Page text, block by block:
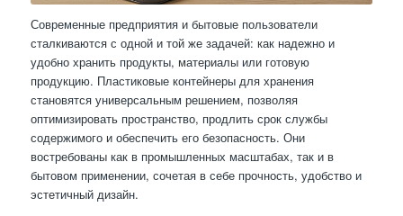
Современные предприятия и бытовые пользователи
сталкиваются с одной и той же задачей: как надежно и
удобно хранить продукты, материалы или готовую
продукцию. Пластиковые контейнеры для хранения
становятся универсальным решением, позволяя
оптимизировать пространство, продлить срок службы
содержимого и обеспечить его безопасность. Они
востребованы как в промышленных масштабах, так и в
бытовом применении, сочетая в себе прочность, удобство и
эстетичный дизайн.